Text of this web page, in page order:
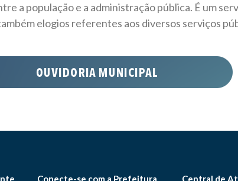
a população e a administração pública. É um
elogios referentes aos diversos serviços
Conecte-se com a Prefeitura Central de